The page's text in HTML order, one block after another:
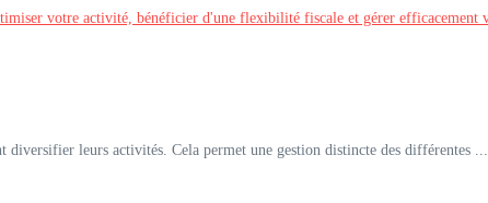
diversifier leurs activités. Cela permet une gestion distincte des différentes ...